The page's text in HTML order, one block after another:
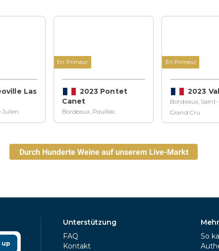
Las
Julien
En Primeur
2023 Pontet
Canet
Bordeaux, Pauillac
En Primeur
2023
Bordeaux,
Grand Cru
Durch Hunderte Weine auf unserem Live-Markt
up
Unterstützung
FAQ
Kontakt
So